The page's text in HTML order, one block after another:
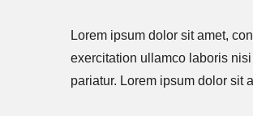
Lorem ipsum dolor sit amet,
exercitation ullamco laboris
pariatur. Lorem ipsum dolor sit